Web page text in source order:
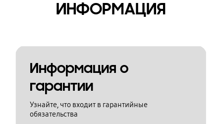
ИНФОРМАЦИЯ
Информация о
гарантии
Узнайте, что входит в гарантийные
обязательства